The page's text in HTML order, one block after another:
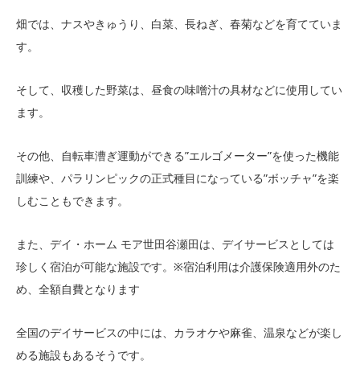
畑では、ナスやきゅうり、白菜、長ねぎ、春菊などを育てていま
す。
そして、収穫した野菜は、昼食の味噌汁の具材などに使用してい
ます。
その他、自転車漕ぎ運動ができる”エルゴメーター”を使った機能
訓練や、パラリンピックの正式種目になっている”ボッチャ”を楽
しむこともできます。
また、デイ・ホーム モア世田谷瀬田は、デイサービスとしては
珍しく宿泊が可能な施設です。※宿泊利用は介護保険適用外のた
め、全額自費となります
全国のデイサービスの中には、カラオケや麻雀、温泉などが楽し
める施設もあるそうです。